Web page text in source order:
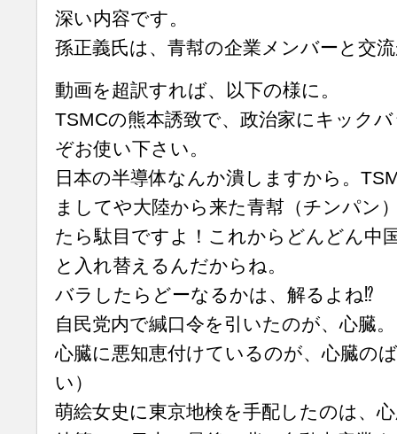
深い内容です。
孫正義氏は、青幇の企業メンバーと交
動画を超訳すれば、以下の様に。
TSMCの熊本誘致で、政治家にキック
ぞお使い下さい。
日本の半導体なんか潰しますから。
ましてや大陸から来た青幇（チンパン
たら駄目ですよ！これからどんどん中
と入れ替えるんだからね。
バラしたらどーなるかは、解るよね⁉︎
自民党内で緘口令を引いたのが、心臓。
心臓に悪知恵付けているのが、心臓の
い）
萌絵女史に東京地検を手配したのは、